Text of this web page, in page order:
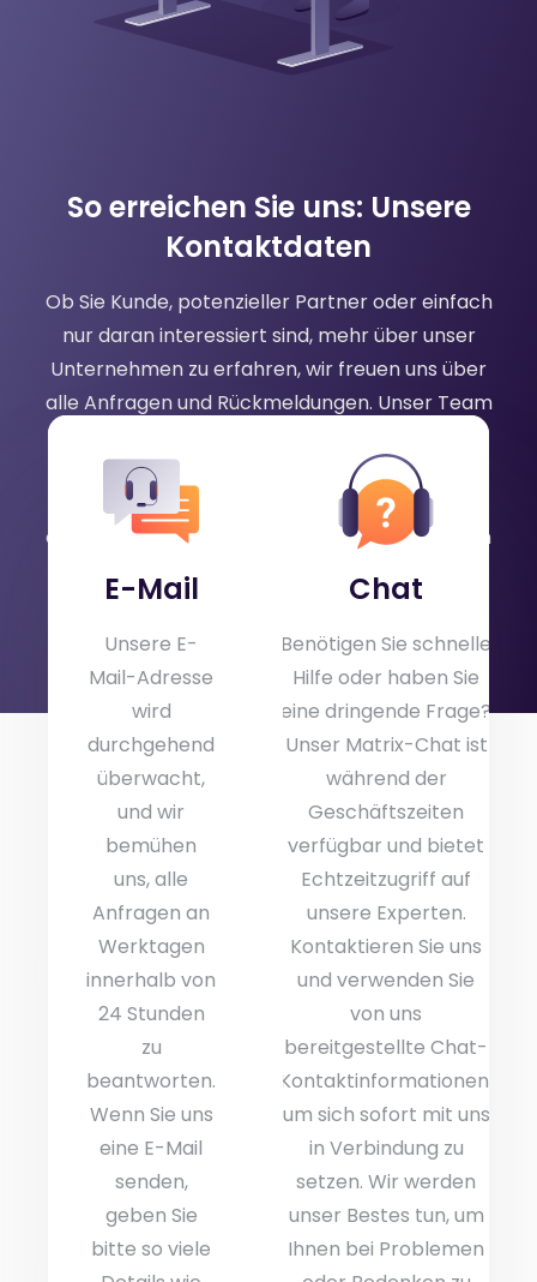
So erreichen Sie uns: Unsere
Kontaktdaten
Ob Sie Kunde, potenzieller Partner oder einfach
nur daran interessiert sind, mehr über unser
Unternehmen zu erfahren, wir freuen uns über
alle Anfragen und Rückmeldungen. Unser Team
ist bestrebt, schnelle und hilfreiche Antworten
auf alle Ihre Fragen oder Bedenken zu geben.
Bitte zögern Sie nicht, uns per Telefon, E-Mail
oder Chat zu kontaktieren, und wir helfen Ihnen
E-Mail
Unsere E-
Mail-Adresse
wird
durchgehend
überwacht,
und wir
bemühen
uns, alle
Anfragen an
Werktagen
innerhalb von
24 Stunden
zu
beantworten.
Wenn Sie uns
eine E-Mail
senden,
geben Sie
bitte so viele
Chat
Benötigen Sie schnelle
Hilfe oder haben Sie
eine dringende Frage?
Unser Matrix-Chat ist
während der
Geschäftszeiten
verfügbar und bietet
Echtzeitzugriff auf
unsere Experten.
Kontaktieren Sie uns
und verwenden Sie
von uns
bereitgestellte Chat-
Kontaktinformationen,
um sich sofort mit uns
in Verbindung zu
setzen. Wir werden
unser Bestes tun, um
Ihnen bei Problemen